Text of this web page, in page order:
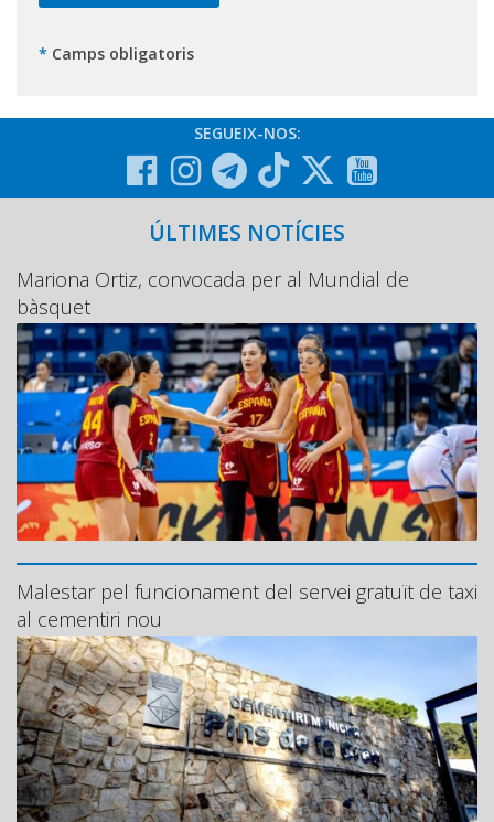
* Camps obligatoris
SEGUEIX-NOS:
ÚLTIMES NOTÍCIES
Mariona Ortiz, convocada per al Mundial de
bàsquet
Malestar pel funcionament del servei gratuït de taxi
al cementiri nou